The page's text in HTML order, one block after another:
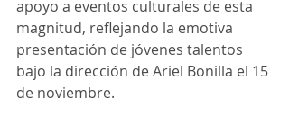
apoyo a eventos culturales de esta
magnitud, reflejando la emotiva
presentación de jóvenes talentos
bajo la dirección de Ariel Bonilla el 15
de noviembre.